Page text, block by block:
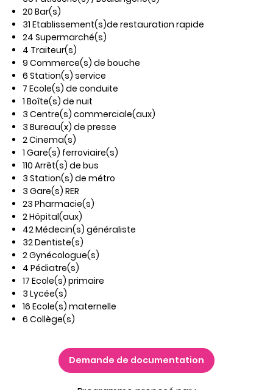
20 Bar(s)
31 Etablissement(s)de restauration rapide
24 Supermarché(s)
4 Traiteur(s)
9 Commerce(s) de bouche
6 Station(s) service
7 Ecole(s) de conduite
1 Boîte(s) de nuit
3 Centre(s) commerciale(aux)
3 Bureau(x) de presse
2 Cinema(s)
1 Gare(s) ferroviaire(s)
110 Arrêt(s) de bus
3 Station(s) de métro
3 Gare(s) RER
23 Pharmacie(s)
2 Hôpital(aux)
42 Médecin(s) généraliste
32 Dentiste(s)
2 Gynécologue(s)
4 Pédiatre(s)
17 Ecole(s) primaire
3 Lycée(s)
16 Ecole(s) maternelle
6 Collège(s)
Demande de documentation